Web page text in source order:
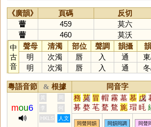
《廣韻》 頁碼 反切
萺
459
莫六
萺
460
莫沃
中
古
音
聲母 清濁 部位 聲調 韻攝
明
次濁 唇 入 通 東
明
次濁 唇 入 通 冬
粵語音節 & 根據 同音字
mou6
黃 周 務 莫 冒 帽 霧 墓 慕 戊
募 婺 芼 騖 鶩 旄 瑁 眊
蓩 慔 鞪 蝐 毷 楘 媢 耄
李
何
HKLS
人文
同聲同韻 同韻同調 同聲